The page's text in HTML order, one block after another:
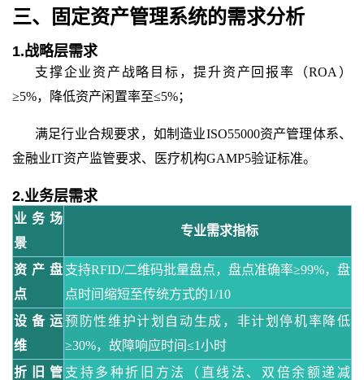
三、固定资产管理系统的需求分析
1.战略层需求
支撑企业资产战略目标，提升资产回报率（ROA）
≥5%，降低资产闲置率至≤5%；
满足行业合规要求，如制造业ISO55000资产管理体系、
金融业IT资产监管要求、医疗机构GAMP5验证标准。
2.业务层需求
业务场
景
专业需求指标
资产盘
点
支持RFID/二维码批量盘点，盘点准确率≥99%，盘
点时间缩短至传统方式的1/10
设备运
维
预防性维护计划自动生成，非计划停机率降低
≥30%，故障响应时间≤1小时
折旧管 支持多种折旧方法（直线法、双倍余额递减